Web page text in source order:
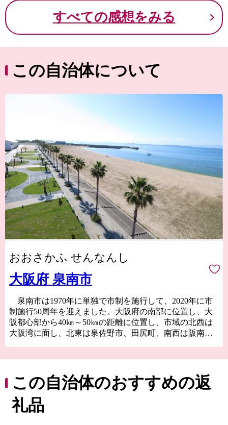
すべての感想をみる
この自治体について
おおさかふ せんなんし
大阪府 泉南市
泉南市は1970年に単独で市制を施行して、2020年に市
制施行50周年を迎えました。大阪府の南部に位置し、大
阪都心部から40㎞～50㎞の距離に位置し、市域の北西は
大阪湾に面し、北東は泉佐野市、田尻町、南西は阪南
す。
地形は、山地部、丘陵部、平地部および臨海部からな
り、南部の山地部には低い山々が連なる和泉山脈があ
この自治体のおすすめの返
礼品